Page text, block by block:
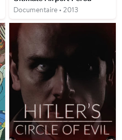
Documentaire • 2013